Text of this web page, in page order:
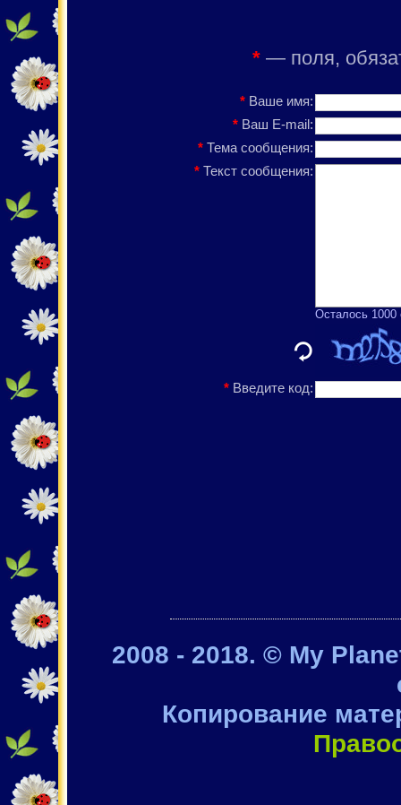
*— поля,
*Ваше имя:
*Ваш E-mail:
*Тема сообщения:
*Текст сообщения:
Осталось 1000
*Введите код:
2008 - 2018. © My
Копирование